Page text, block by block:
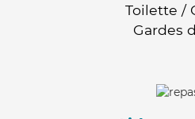
Toilette /
Gardes